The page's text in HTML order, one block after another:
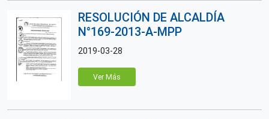
RESOLUCIÓN DE ALCALDÍA
N°169-2013-A-MPP
2019-03-28
Ver Más